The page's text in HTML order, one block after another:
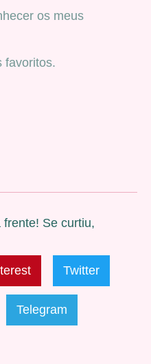
os meus
favoritos.
Se curtiu,
Twitter
Telegram